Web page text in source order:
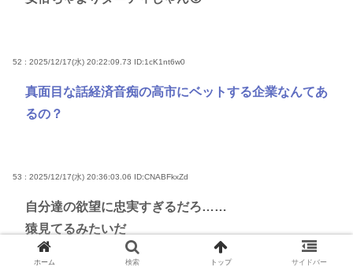
52 : 2025/12/17(水) 20:22:09.73 ID:1cK1nt6w0
真面目な話経済音痴の高市にベットする企業なんてあ
るの？
53 : 2025/12/17(水) 20:36:03.06 ID:CNABFkxZd
自分達の欲望に忠実すぎるだろ……
猿見てるみたいだ
ホーム 検索 トップ サイドバー